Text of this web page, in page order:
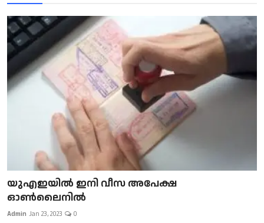
യുഎഇയിൽ ഇനി വീസ അപേക്ഷ
ഓൺലൈനിൽ
Admin Jan 23, 2023 0